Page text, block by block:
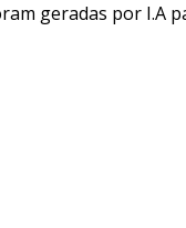
geradas por I.A